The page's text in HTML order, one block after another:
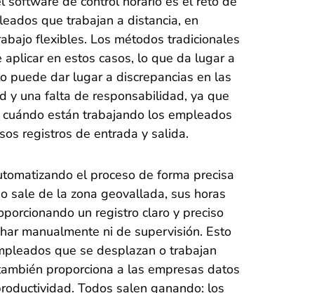
que trabajan a distancia, en
flexibles. Los métodos tradicionales
en estos casos, lo que da lugar a
puede dar lugar a discrepancias en las
y una falta de responsabilidad, ya que
están trabajando los empleados
registros de entrada y salida.
el proceso de forma precisa
sale de la zona geovallada, sus horas
un registro claro y preciso
manualmente ni de supervisión. Esto
que se desplazan o trabajan
proporciona a las empresas datos
Todos salen ganando: los